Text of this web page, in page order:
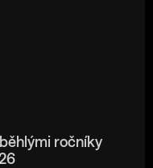
ročníky